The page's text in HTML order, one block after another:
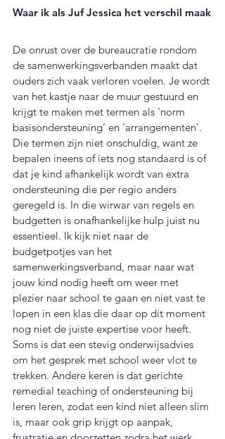
Waar ik als Juf Jessica het verschil maak
De onrust over de bureaucratie rondom
de samenwerkingsverbanden maakt dat
ouders zich vaak verloren voelen. Je wordt
van het kastje naar de muur gestuurd en
krijgt te maken met termen als 'norm
basisondersteuning' en 'arrangementen'.
Die termen zijn niet onschuldig, want ze
bepalen ineens of iets nog standaard is of
dat je kind afhankelijk wordt van extra
ondersteuning die per regio anders
geregeld is. In die wirwar van regels en
budgetten is onafhankelijke hulp juist nu
essentieel. Ik kijk niet naar de
budgetpotjes van het
samenwerkingsverband, maar naar wat
jouw kind nodig heeft om weer met
plezier naar school te gaan en niet vast te
lopen in een klas die daar op dit moment
nog niet de juiste expertise voor heeft.
Soms is dat een stevig onderwijsadvies
om het gesprek met school weer vlot te
trekken. Andere keren is dat gerichte
remedial teaching of ondersteuning bij
leren leren, zodat een kind niet alleen slim
is, maar ook grip krijgt op aanpak,